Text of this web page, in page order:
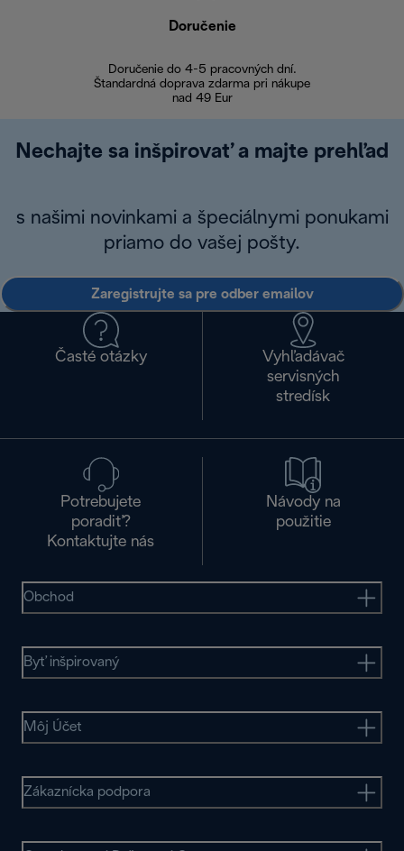
Doručenie
Doručenie do 4-5 pracovných dní.
Štandardná doprava zdarma pri nákupe
nad 49 Eur
Nechajte sa inšpirovať a majte prehľad
s našimi novinkami a špeciálnymi ponukami
priamo do vašej pošty.
Zaregistrujte sa pre odber emailov
Časté otázky
Vyhľadávač
servisných
stredísk
Potrebujete
poradiť?
Kontaktujte nás
Návody na
použitie
Obchod
Byť inšpirovaný
Môj Účet
Zákaznícka podpora